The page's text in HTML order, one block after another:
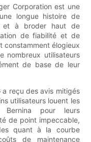
Corporation est une
longue histoire de
et à broder haut de
de fiabilité et de
constamment élogieux
nombreux utilisateurs
de base de leur
a reçu des avis mitigés
utilisateurs louent les
pour leurs
de point impeccable,
quant à la courbe
de maintenance